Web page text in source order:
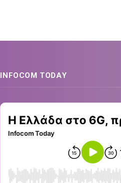
INFOCOM TODAY